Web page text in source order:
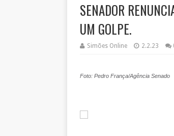
SENADOR
UM GOLPE.
Simões Online 2.2.23
Foto: Pedro França/Agência Senado